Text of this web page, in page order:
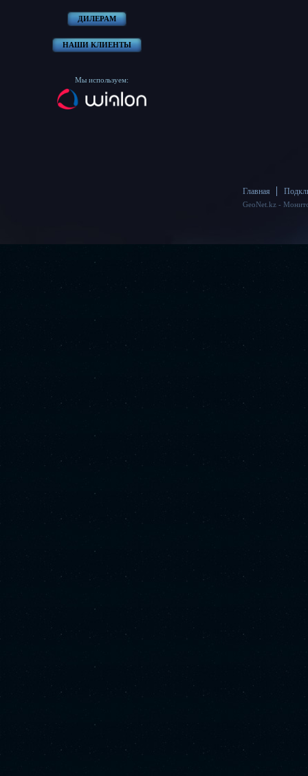
ДИЛЕРАМ
НАШИ КЛИЕНТЫ
Мы используем:
Главная
GeoNet.kz -